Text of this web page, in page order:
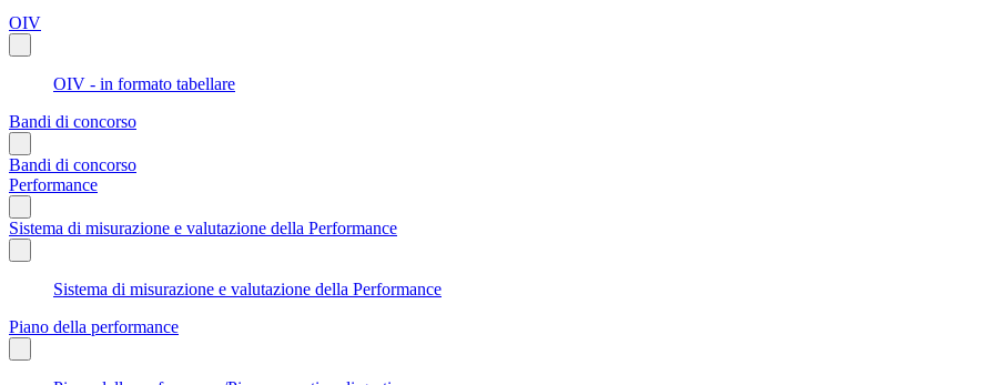
OIV
OIV - in formato tabellare
Bandi di concorso
Bandi di concorso
Performance
Sistema di misurazione e valutazione della Performance
Sistema di misurazione e valutazione della Performance
Piano della performance